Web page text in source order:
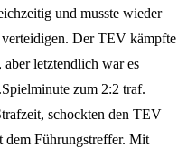
und musste wieder
Der TEV kämpfte
aber letztendlich war es
zum 2:2 traf.
schockten den TEV
dem Führungstreffer. Mit